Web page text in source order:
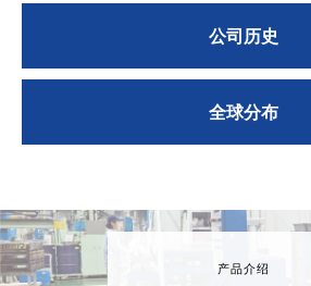
公司历史
全球分布
产品介绍